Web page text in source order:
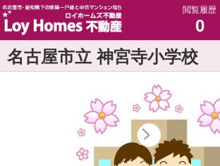
閲覧履歴
0
名古屋市立 神宮寺小学校